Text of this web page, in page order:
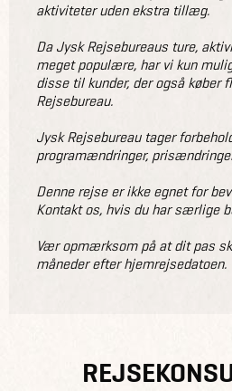
aktiviteter uden ekstra tillæg.
Da Jysk Rejsebureaus ture,
meget populære, har vi kun
disse til kunder, der også køber
Rejsebureau.
Jysk Rejsebureau tager
programændringer,
Denne rejse er ikke egnet for
Kontakt os, hvis du har særlige
Vær opmærksom på at dit pas
måneder efter hjemrejsedatoen.